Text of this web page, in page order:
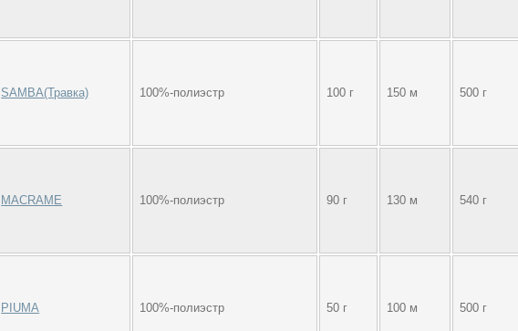
SAMBA(Травка) 100%-полиэстр 100 г 150 м 500 г
MACRAME 100%-полиэстр 90 г 130 м 540 г
PIUMA 100%-полиэстр 50 г 100 м 500 г